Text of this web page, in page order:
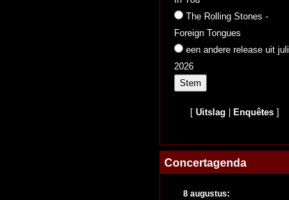
The Rolling Stones -
Foreign Tongues
een andere release uit juli
2026
[Uitslag Enquêtes ]
Concertagenda
8 augustus: